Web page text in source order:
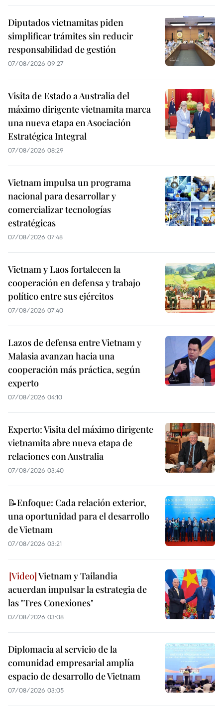
Diputados vietnamitas piden
simplificar trámites sin reducir
responsabilidad de gestión
07/08/2026 09:27
Visita de Estado a Australia del
máximo dirigente vietnamita marca
una nueva etapa en Asociación
Estratégica Integral
07/08/2026 08:29
Vietnam impulsa un programa
nacional para desarrollar y
comercializar tecnologías
estratégicas
07/08/2026 07:48
Vietnam y Laos fortalecen la
cooperación en defensa y trabajo
político entre sus ejércitos
07/08/2026 07:40
Lazos de defensa entre Vietnam y
Malasia avanzan hacia una
cooperación más práctica, según
experto
07/08/2026 04:10
Experto: Visita del máximo dirigente
vietnamita abre nueva etapa de
relaciones con Australia
07/08/2026 03:40
📝Enfoque: Cada relación exterior,
una oportunidad para el desarrollo
de Vietnam
07/08/2026 03:21
Vietnam y Tailandia
acuerdan impulsar la estrategia de
las "Tres Conexiones"
07/08/2026 03:08
Diplomacia al servicio de la
comunidad empresarial amplía
espacio de desarrollo de Vietnam
07/08/2026 03:05